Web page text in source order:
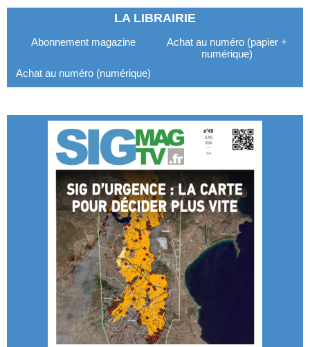
LA LIBRAIRIE
Abonnement magazine
Achat au numéro (papier +
numérique)
Achat au numéro (numérique)